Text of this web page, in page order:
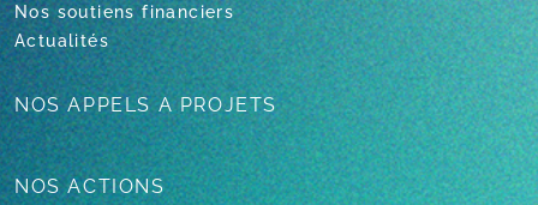
Nos soutiens financiers
Actualités
NOS APPELSA PROJETS
NOS ACTIONS